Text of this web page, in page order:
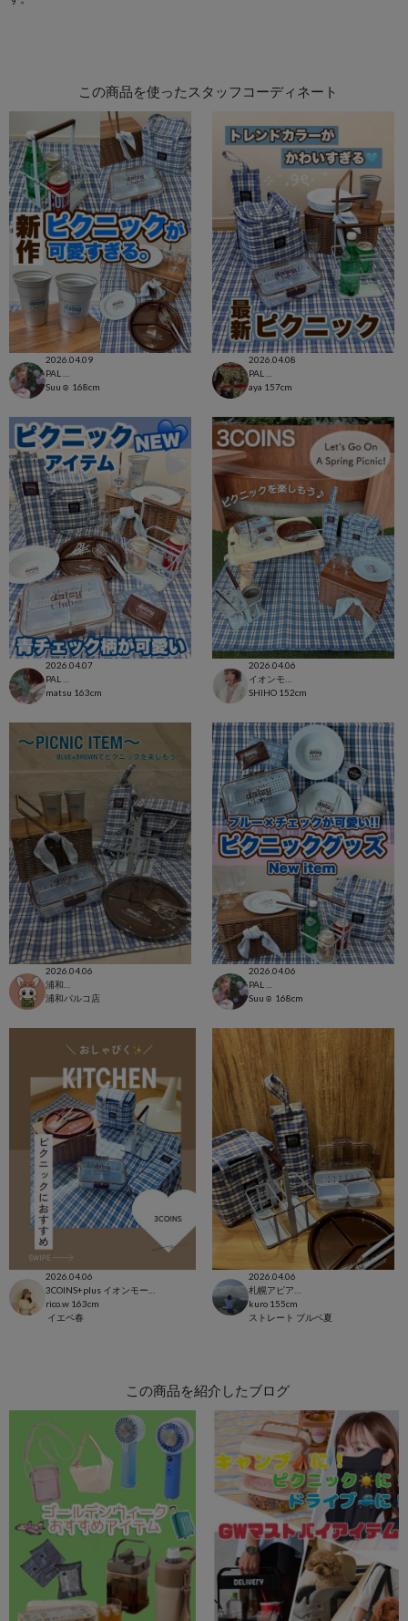
この商品を使ったスタッフコーディネート
2026.04.09
Suu☺︎ 168cm
2026.04.08
aya 157cm
2026.04.07
matsu 163cm
2026.04.06
SHIHO 152cm
2026.04.06
浦和パルコ店
2026.04.06
Suu☺︎ 168cm
2026.04.06
rico.w 163cm
イエベ春
2026.04.06
kuro 155cm
ストレート ブルベ夏
この商品を紹介したブログ